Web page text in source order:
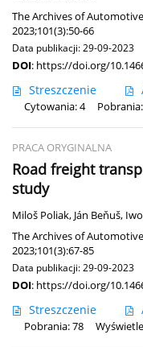
The Archives of
2023;101(3):50-66
Data publikacji: 29-09-2023
DOI: https://doi.org/
Streszczenie
Cytowania: 4
PRACA ORYGINALNA
Road freight
study
Miloš Poliak, Ján Beňuš,
The Archives of
2023;101(3):67-85
Data publikacji: 29-09-2023
DOI: https://doi.org/
Streszczenie
Pobrania: 78